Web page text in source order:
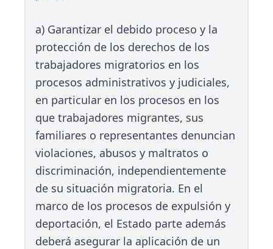
a) Garantizar el debido proceso y la
protección de los derechos de los
trabajadores migratorios en los
procesos administrativos y judiciales,
en particular en los procesos en los
que trabajadores migrantes, sus
familiares o representantes denuncian
violaciones, abusos y maltratos o
discriminación, independientemente
de su situación migratoria. En el
marco de los procesos de expulsión y
deportación, el Estado parte además
deberá asegurar la aplicación de un